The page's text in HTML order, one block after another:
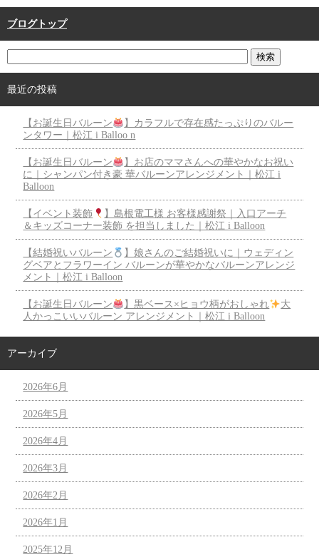
ブログトップ
最近の投稿
【お誕生日バルーン
】カラフルで存在感たっぷりのバルー
ンタワー｜松江 i Balloo n
【お誕生日バルーン
】お店のママさんへの華やかなお祝い
に｜シャンパン付き豪 華バルーンアレンジメント｜松江 i
Balloon
【イベント装飾
】島根電工様 お客様感謝祭｜入口アーチ
＆キッズコーナー装飾 を担当しました｜松江 i Balloon
【結婚祝いバルーン
】娘さんのご結婚祝いに｜ウェディン
グベアとフラワーイン バルーンが華やかなバルーンアレンジ
メント｜松江 i Balloon
【お誕生日バルーン 】黒ベース×ヒョウ柄がおしゃれ
大
人かっこいいバルーン アレンジメント｜松江 i Balloon
アーカイブ
2026年6月
2026年5月
2026年4月
2026年3月
2026年2月
2026年1月
2025年12月